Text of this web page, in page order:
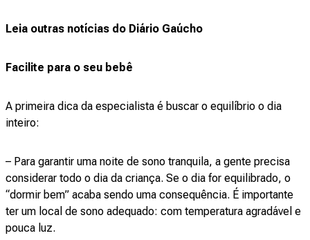
Leia outras notícias do Diário Gaúcho
Facilite para o seu bebê
A primeira dica da especialista é buscar o equilíbrio o dia
inteiro:
– Para garantir uma noite de sono tranquila, a gente precisa
considerar todo o dia da criança. Se o dia for equilibrado, o
“dormir bem” acaba sendo uma consequência. É importante
ter um local de sono adequado: com temperatura agradável e
pouca luz.